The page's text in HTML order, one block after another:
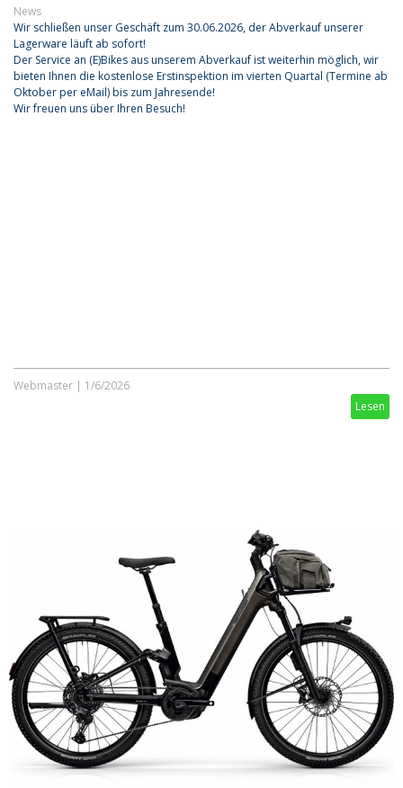
News
Wir schließen unser Geschäft zum 30.06.2026, der Abverkauf unserer
Lagerware läuft ab sofort!
Der Service an (E)Bikes aus unserem Abverkauf ist weiterhin möglich, wir
bieten Ihnen die kostenlose Erstinspektion im vierten Quartal (Termine ab
Oktober per eMail) bis zum Jahresende!
Wir freuen uns über Ihren Besuch!
Webmaster | 1/6/2026
Lesen